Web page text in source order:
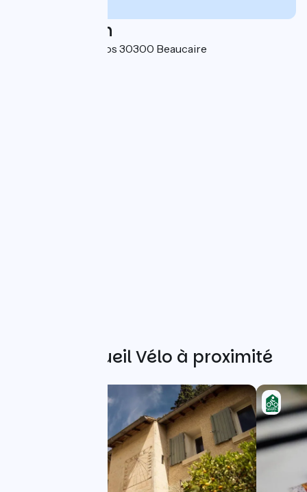
Localisation
Le Domaine des Clos 30300 Beaucaire
Autres Accueil Vélo à proximité